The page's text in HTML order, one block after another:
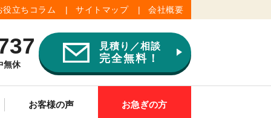
役立ちコラム サイトマップ 会社概要
無休
見積り／相談
完全無料！
お客様の声 お急ぎの方